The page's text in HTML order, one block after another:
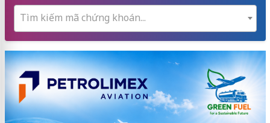
Tìm kiếm mã chứng khoán...